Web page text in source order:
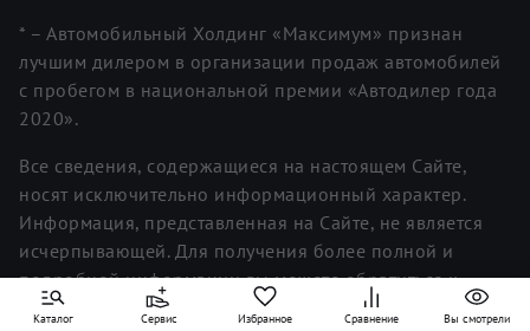
* – Автомобильный Холдинг «Максимум» признан
лучшим дилером в организации продаж автомобилей
с пробегом в национальной премии «Автодилер года
2020».
Все сведения, содержащиеся на настоящем Сайте,
носят исключительно информационный характер.
Информация, представленная на Сайте, не является
исчерпывающей. Для получения более полной и
подробной информации вы можете обратиться к
менеджерам. Информация о ценах не является
Каталог Сервис Избранное Сравнение Вы смотрели